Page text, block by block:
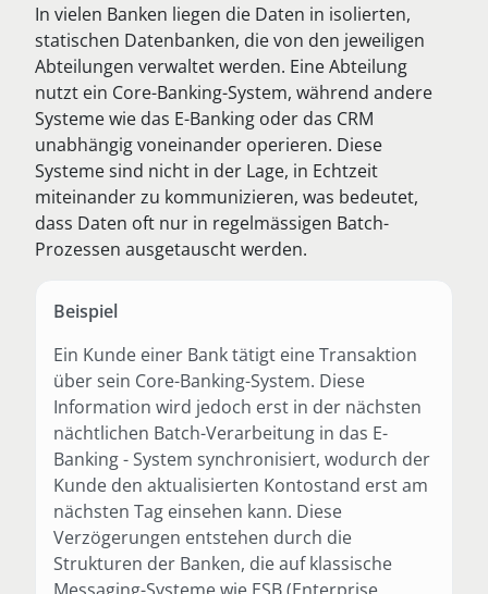
In vielen Banken liegen die Daten in isolierten,
statischen Datenbanken, die von den jeweiligen
Abteilungen verwaltet werden. Eine Abteilung
nutzt ein Core-Banking-System, während andere
Systeme wie das E-Banking oder das CRM
unabhängig voneinander operieren. Diese
Systeme sind nicht in der Lage, in Echtzeit
miteinander zu kommunizieren, was bedeutet,
dass Daten oft nur in regelmässigen Batch-
Prozessen ausgetauscht werden.
Beispiel
Ein Kunde einer Bank tätigt eine Transaktion
über sein Core-Banking-System. Diese
Information wird jedoch erst in der nächsten
nächtlichen Batch-Verarbeitung in das E-
Banking - System synchronisiert, wodurch der
Kunde den aktualisierten Kontostand erst am
nächsten Tag einsehen kann. Diese
Verzögerungen entstehen durch die
Strukturen der Banken, die auf klassische